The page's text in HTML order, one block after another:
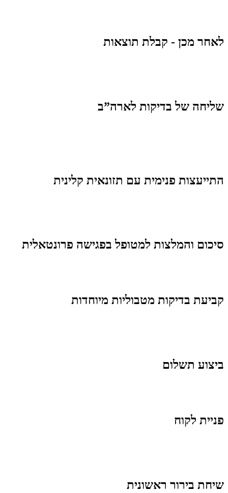
לאחר מכן - קבלת תוצאות
שליחה של בדיקות לארה”ב
התייעצות פנימית עם תזונאית קלינית
סיכום והמלצות למטופל בפגישה פרונטאלית
קביעת בדיקות מטבוליות מיוחדות
ביצוע תשלום
פניית לקוח ​
שיחת בירור ראשונית